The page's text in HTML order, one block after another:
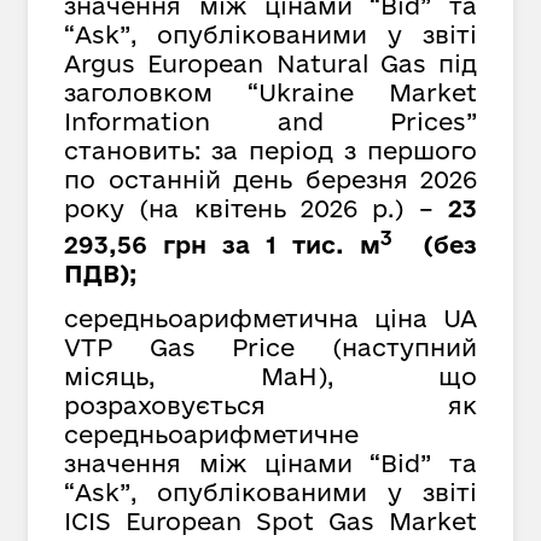
“Ask”, опублікованими у звіті
Argus European Natural Gas під
заголовком “Ukraine Market
Information and Prices”
становить: за період з першого
по останній день березня 2026
року (на квітень 2026 р.) – 23
293,56 грн за 1 тис. м3
(без
ПДВ);
середньоарифметична ціна UA
VTP Gas Price (наступний
місяць, MaH), що
розраховується як
середньоарифметичне
значення між цінами “Bid” та
“Ask”, опублікованими у звіті
ICIS European Spot Gas Market